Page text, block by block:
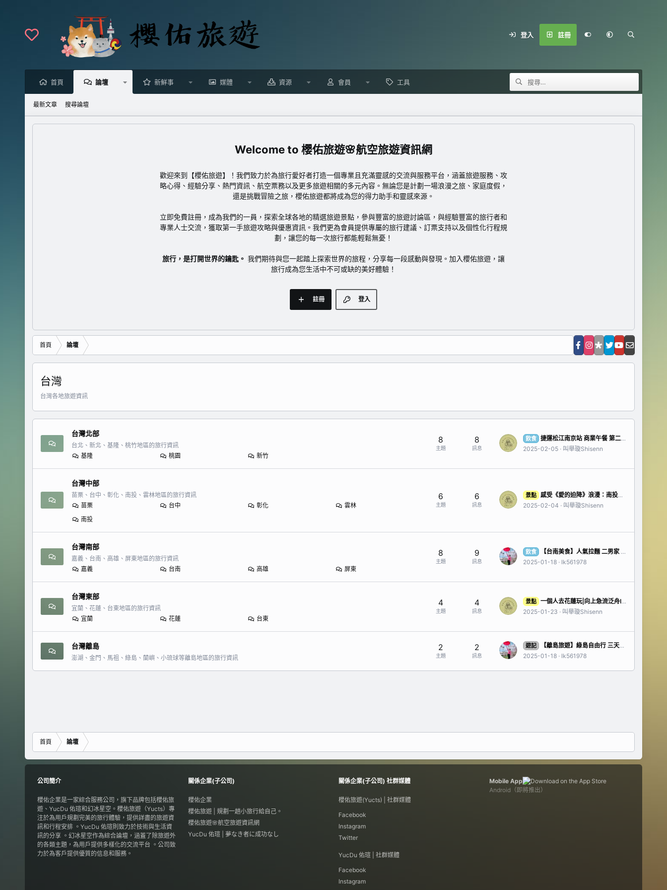
登入 註冊
首頁 論壇 新鮮事 媒體 資源 會員 工具
最新文章 搜尋論壇
櫻佑旅遊🌸航空旅遊資訊網
歡迎來到【櫻佑旅遊】！我們致力於為旅行愛好者打造一個專業且充滿靈感的交流與服務平台，涵蓋旅遊服務、攻
略心得、經驗分享、熱門資訊、航空票務以及更多旅遊相關的多元內容。無論您是計劃一場浪漫之旅、家庭度假，
還是挑戰冒險之旅，櫻佑旅遊都將成為您的得力助手和靈感來源。
立即免費註冊 ，成為我們的一員，探索全球各地的精選旅遊景點，參與豐富的旅遊討論區，與經驗豐富的旅行者和
專業人士交流，獲取第一手旅遊攻略與優惠資訊。我們更為會員提供專屬的旅行建議、訂票支持以及個性化行程規
劃，讓您的每一次旅行都能輕鬆無憂！
旅行，是打開世界的鑰匙。 我們期待與您一起踏上探索世界的旅程，分享每一段感動與發現。加入櫻佑旅遊，讓
旅行成為您生活中不可或缺的美好體驗！
登入
註冊
首頁 論壇
台灣
台灣各地旅遊資訊
台灣北部
台北、新北、基隆、桃竹地區的旅行資訊
基隆
桃園 新竹
主題
8
訊息
8 飲食 捷運松江南京站 商業午餐 第二彈 來啦！
2025-02-05
叫舉璇Shisenn
台灣中部
苗栗、台中、彰化、南投、雲林地區的旅行資訊
苗栗
台中 彰化
雲林
南投
主題
6
訊息
6 景點 感受《愛的迫降》浪漫：南投埔里跳傘體驗含GoPro拍攝 (內有影片)IG:Shisenn0323_
2025-02-04
叫舉璇Shisenn
台灣南部
嘉義、台南、高雄、屏東地區的旅行資訊
嘉義
台南 高雄 屏東
主題
8
訊息
9 飲食
【台南美食】人氣拉麵 二男家 家系拉麵
2025-01-18
lk561978
台灣東部
宜蘭、花蓮、台東地區的旅行資訊
宜蘭
花蓮 台東
主題
4
訊息
4 景點 一個人去花蓮玩|向上急流泛舟IG:shisenn0323_
2025-01-23
叫舉璇Shisenn
台灣離島
澎湖、金門、馬祖、綠島、蘭嶼、小琉球等離島地區的旅行資訊 主題
2
訊息
2 遊記
【離島旅遊】綠島自由行 三天兩夜
2025-01-18
lk561978
首頁 論壇
公司簡介
櫻佑企業是一家綜合服務公司，旗下品牌包括櫻佑旅
遊、YucDu 佑瑄和幻冰星空。櫻佑旅遊（Yucts）專
注於為用戶規劃完美的旅行體驗，提供詳盡的旅遊資
訊和行程安排 。YucDu 佑瑄則致力於技術與生活資
訊的分享 。幻冰星空作為綜合論壇，涵蓋了除旅遊外
的各類主題，為用戶提供多樣化的交流平台 。公司致
力於為客戶提供優質的信息和服務。
關係企業(子公司)
櫻佑企業
櫻佑旅遊 | 規劃一趟小旅行給自己。
櫻佑旅遊🌸航空旅遊資訊網
YucDu 佑瑄 | 夢なき者に成功なし
關係企業(子公司) 社群媒體
櫻佑旅遊(Yucts) | 社群媒體
Facebook
Instagram
Twitter
YucDu 佑瑄 | 社群媒體
Facebook
Instagram
Mobile App
Android（即將推出）